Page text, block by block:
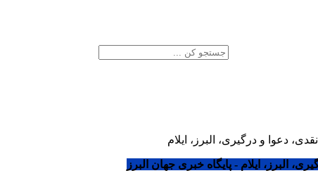
دعوا و درگیری، البرز، ایلام
البرز، ایلام - پایگاه خبری جهان البرز